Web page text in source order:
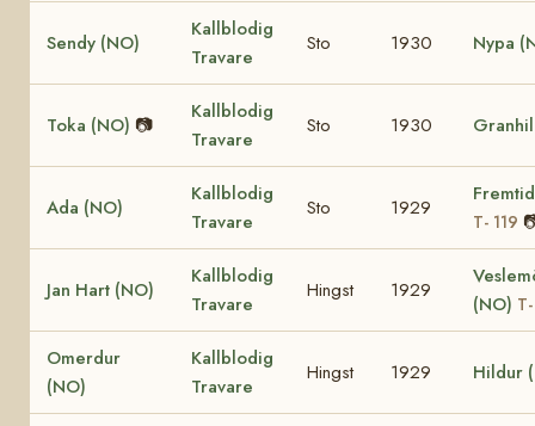
Sendy (NO)
Kallblodig
Travare
Sto 1930 Nypa
Toka (NO) 📷
Kallblodig
Travare
Sto 1930
Ada (NO)
Kallblodig
Travare
Sto 1929
T- 119
Jan Hart (NO)
Kallblodig
Travare
Hingst 1929
(NO)
Omerdur
(NO)
Kallblodig
Travare
Hingst 1929 Hildur